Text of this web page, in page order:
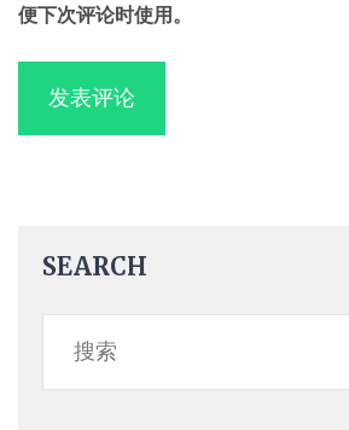
便下次评论时使用。
SEARCH